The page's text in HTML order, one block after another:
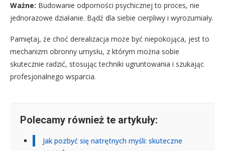
Ważne: Budowanie odporności psychicznej to proces, nie
jednorazowe działanie. Bądź dla siebie cierpliwy i wyrozumiały.
Pamiętaj, że choć derealizacja może być niepokojąca, jest to
mechanizm obronny umysłu, z którym można sobie
skutecznie radzić, stosując techniki ugruntowania i szukając
profesjonalnego wsparcia.
Polecamy również te artykuły:
Jak pozbyć się natrętnych myśli: skuteczne